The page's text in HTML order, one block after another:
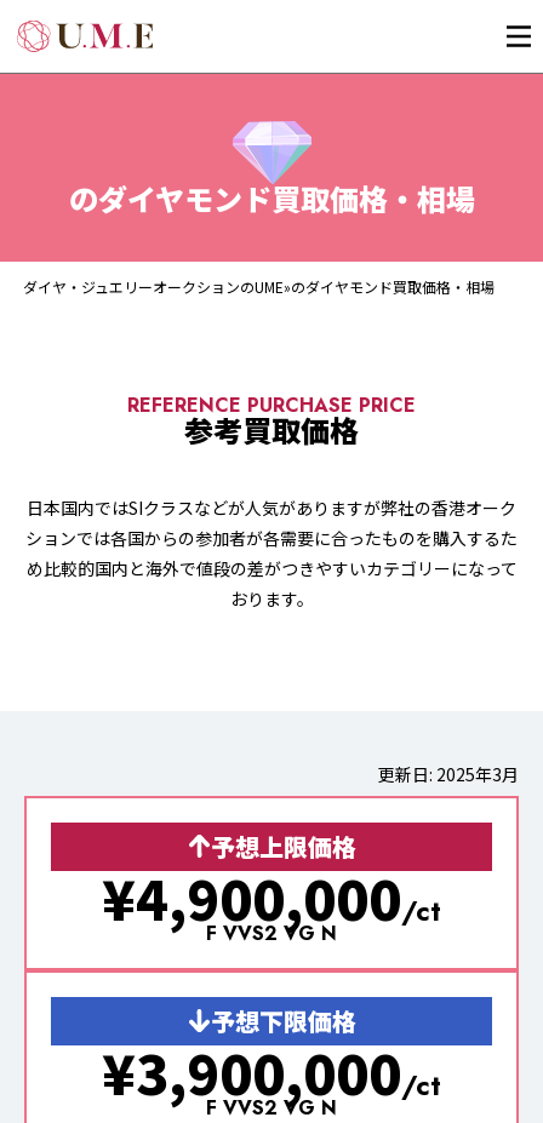
のダイヤモンド買取価格・相場
ダイヤ・ジュエリーオークションのUME»のダイヤモンド買取価格・相場
REFERENCE PURCHASE PRICE
参考買取価格
日本国内ではSIクラスなどが人気がありますが弊社の香港オーク
ションでは各国からの参加者が各需要に合ったものを購入するた
め比較的国内と海外で値段の差がつきやすいカテゴリーになって
おります。
更新日: 2025年3月
予想上限価格
¥4,900,000/ct
F VVS2 VG N
予想下限価格
¥3,900,000/ct
F VVS2 VG N